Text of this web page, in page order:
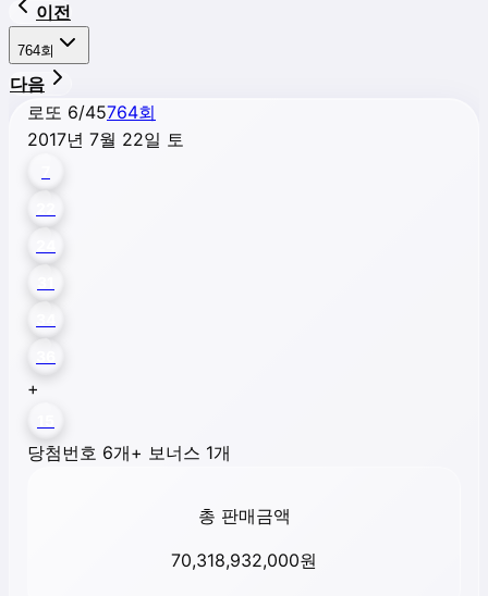
이전
764회
다음
로또 6/45764회
2017년 7월 22일 토
+
당첨번호 6개+ 보너스 1개
총 판매금액
70,318,932,000원